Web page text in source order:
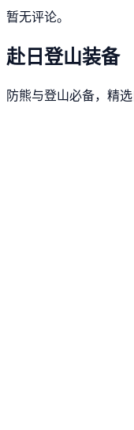
暂无评论。
赴日登山装备
防熊与登山必备，精